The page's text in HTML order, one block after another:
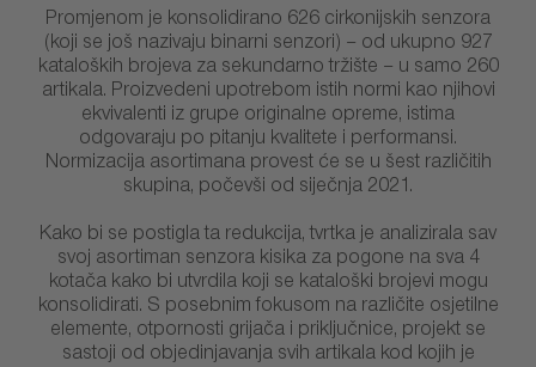
Promjenom je konsolidirano 626 cirkonijskih senzora
(koji se još nazivaju binarni senzori) – od ukupno 927
kataloških brojeva za sekundarno tržište – u samo 260
artikala. Proizvedeni upotrebom istih normi kao njihovi
ekvivalenti iz grupe originalne opreme, istima
odgovaraju po pitanju kvalitete i performansi.
Normizacija asortimana provest će se u šest različitih
skupina, počevši od siječnja 2021.
Kako bi se postigla ta redukcija, tvrtka je analizirala sav
svoj asortiman senzora kisika za pogone na sva 4
kotača kako bi utvrdila koji se kataloški brojevi mogu
konsolidirati. S posebnim fokusom na različite osjetilne
elemente, otpornosti grijača i priključnice, projekt se
sastoji od objedinjavanja svih artikala kod kojih je